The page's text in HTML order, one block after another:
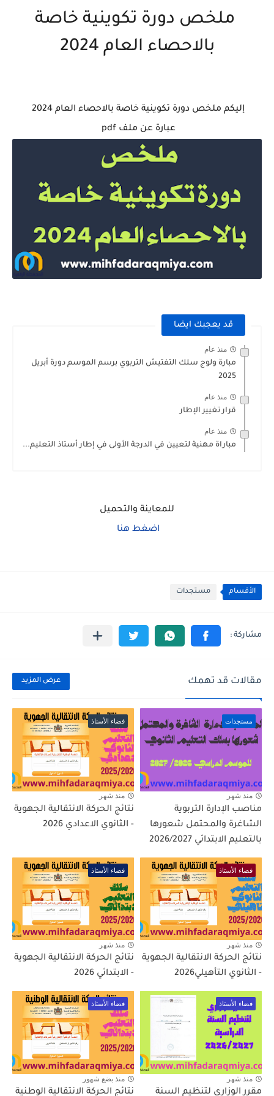
ملخص دورة تكوينية خاصة
بالاحصاء العام 2024
إليكم ملخص دورة تكوينية خاصة بالاحصاء العام 2024
عبارة عن ملف pdf
قد يعجبك ايضا
منذ عام
مبارة ولوج سلك التفتيش التربوي برسم الموسم دورة أبريل
2025
منذ عام
قرار تغيير الإطار
منذ عام
مباراة مهنية لتعيين في الدرجة الأولى في إطار أستاذ التعليم...
للمعاينة والتحميل
اضغط هنا
الأقسام مستجدات
مقالات قد تهمك عرض المزيد
مستجدات
منذ شهر
مناصب الإدارة التربوية
الشاغرة والمحتمل شعورها
بالتعليم الابتدائي 2026/2027
فضاء الأستاذ
منذ شهر
نتائج الحركة الانتقالية الجهوية
- الثانوي الاعدادي 2026
فضاء الأستاذ
منذ شهر
نتائج الحركة الانتقالية الجهوية
- الثانوي التأهيلي2026
فضاء الأستاذ
منذ شهر
نتائج الحركة الانتقالية الجهوية
- الابتدائي 2026
فضاء الأستاذ
منذ شهر
مقرر الوزاري لتنظيم السنة
فضاء الأستاذ
منذ بضع شهور
نتائج الحركة الانتقالية الوطنية